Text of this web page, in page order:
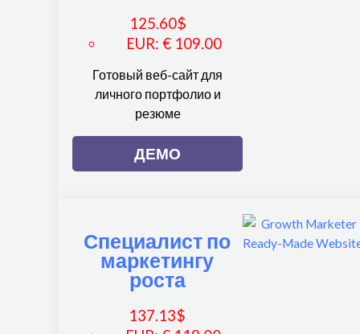
125.60$
EUR: € 109.00
Готовый веб-сайт для
личного портфолио и
резюме
ДЕМО
Специалист по
маркетингу
роста
137.13$